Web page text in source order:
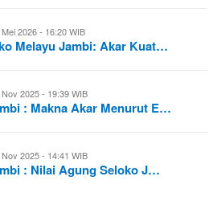
Mei 2026 - 16:20 WIB
Melayu Jambi: Akar Kuat…
2025 - 19:39 WIB
: Makna Akar Menurut E…
Nov 2025 - 14:41 WIB
: Nilai Agung Seloko J…